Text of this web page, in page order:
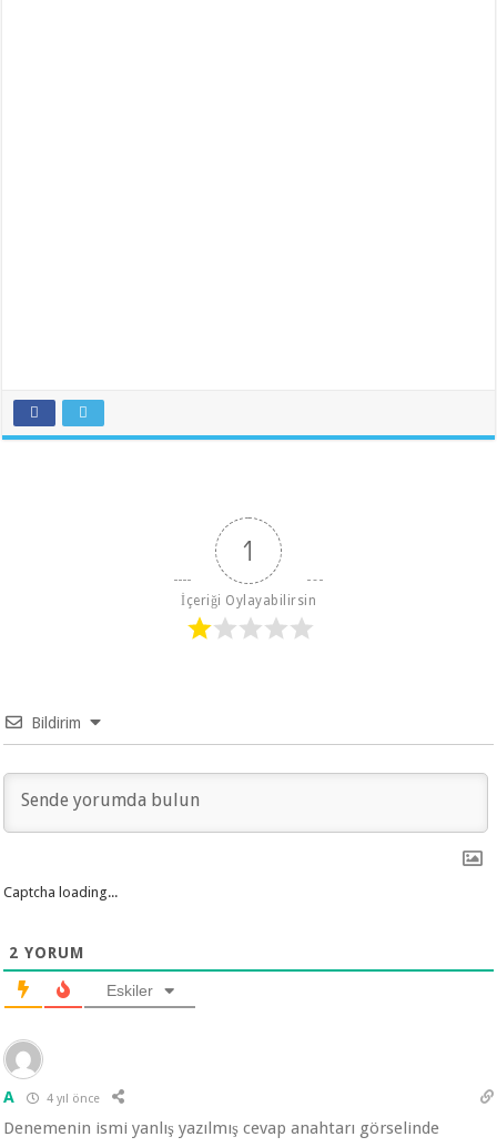
1
İçeriği Oylayabilirsin
Bildirim
Captcha loading...
2 YORUM
Eskiler
A 4 yıl önce
Denemenin ismi yanlış yazılmış cevap anahtarı görselinde